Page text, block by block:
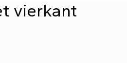
vierkant